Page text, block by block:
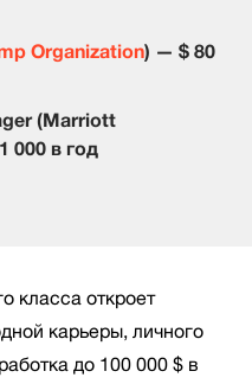
Organization) — $ 80
(Marriott
000 в год
класса откроет
карьеры, личного
до 100 000 $ в